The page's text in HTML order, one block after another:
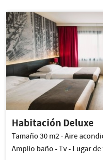
Habitación Deluxe
Tamaño 30 m2 - Aire
Amplio baño - Tv - Lugar